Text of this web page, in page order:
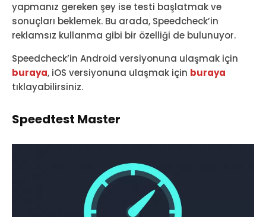
yapmanız gereken şey ise testi başlatmak ve
sonuçları beklemek. Bu arada, Speedcheck’in
reklamsız kullanma gibi bir özelliği de bulunuyor.
Speedcheck’in Android versiyonuna ulaşmak için
buraya, iOS versiyonuna ulaşmak için buraya
tıklayabilirsiniz.
Speedtest Master